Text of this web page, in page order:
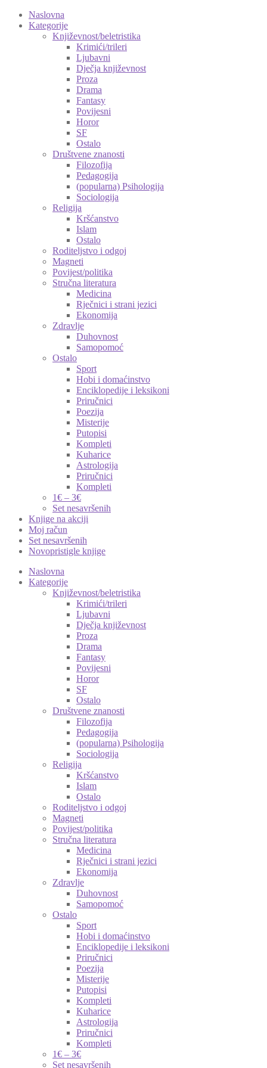
Naslovna
Kategorije
Književnost/beletristika
Krimići/trileri
Ljubavni
Dječja književnost
Proza
Drama
Fantasy
Povijesni
Horor
SF
Ostalo
Društvene znanosti
Filozofija
Pedagogija
(popularna) Psihologija
Sociologija
Religija
Kršćanstvo
Islam
Ostalo
Roditeljstvo i odgoj
Magneti
Povijest/politika
Stručna literatura
Medicina
Rječnici i strani jezici
Ekonomija
Zdravlje
Duhovnost
Samopomoć
Ostalo
Sport
Hobi i domaćinstvo
Enciklopedije i leksikoni
Priručnici
Poezija
Misterije
Putopisi
Kompleti
Kuharice
Astrologija
Priručnici
Kompleti
1€ – 3€
Set nesavršenih
Knjige na akciji
Moj račun
Set nesavršenih
Novopristigle knjige
Naslovna
Kategorije
Književnost/beletristika
Krimići/trileri
Ljubavni
Dječja književnost
Proza
Drama
Fantasy
Povijesni
Horor
SF
Ostalo
Društvene znanosti
Filozofija
Pedagogija
(popularna) Psihologija
Sociologija
Religija
Kršćanstvo
Islam
Ostalo
Roditeljstvo i odgoj
Magneti
Povijest/politika
Stručna literatura
Medicina
Rječnici i strani jezici
Ekonomija
Zdravlje
Duhovnost
Samopomoć
Ostalo
Sport
Hobi i domaćinstvo
Enciklopedije i leksikoni
Priručnici
Poezija
Misterije
Putopisi
Kompleti
Kuharice
Astrologija
Priručnici
Kompleti
1€ – 3€
Set nesavršenih